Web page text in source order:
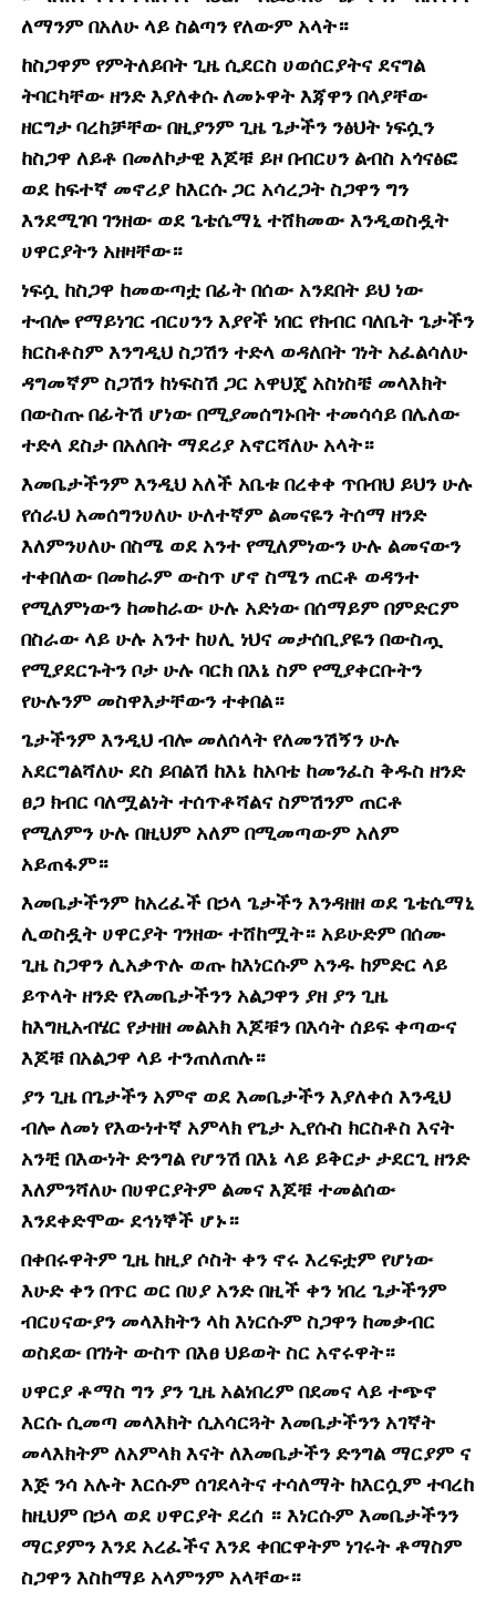
ለማንም በአለሁ ላይ ስልጣን የለውም አላት።
ከስጋዋም የምትለይበት ጊዜ ሲደርስ ሀወሰርያትና ደናግል
ትባርካቸው ዘንድ እያለቀሱ ለመኑዋት እጃዋን በላያቸው
ዘርግታ ባረከቻቸው በዚያንም ጊዜ ጌታችን ንፅህት ነፍሷን
ከስጋዋ ለይቶ በመለኮታዊ እጆቹ ይዞ በብርሀን ልብስ አጎናፅፎ
ወደ ከፍተኛ መኖሪያ ከእርሱ ጋር አሳረጋት ስጋዋን ግን
እንደሚገባ ገንዘው ወደ ጌቴሴማኒ ተሸክመው እንዲወስዷት
ሀዋርያትን አዘዛቸው።
ነፍሷ ከስጋዋ ከመውጣቷ በፊት በሰው አንደበት ይህ ነው
ተብሎ የማይነገር ብርሀንን እያየች ነበር የክብር ባለቤት ጌታችን
ክርስቶስም እንግዲህ ስጋሽን ተድላ ወዳለበት ገነት አፈልሳለሁ
ዳግመኛም ስጋሽን ከነፍስሽ ጋር አዋህጄ አስነስቼ መላእክት
በውስጡ በፊትሽ ሆነው በሚያመሰግኑበት ተመሳሳይ በሌለው
ተድላ ደስታ በአለበት ማደሪያ አኖርሻለሁ አላት።
እመቤታችንም እንዲህ አለች አቤቱ በረቀቀ ጥበብህ ይህን ሁሉ
የሰራህ አመሰግንሀለሁ ሁለተኛም ልመናዬን ትሰማ ዘንድ
እለምንሀለሁ በስሜ ወደ አንተ የሚለምነውን ሁሉ ልመናውን
ተቀበለው በመከራም ውስጥ ሆኖ ስሜን ጠርቶ ወዳንተ
የሚለምነውን ከመከራው ሁሉ አድነው በሰማይም በምድርም
በስራው ላይ ሁሉ አንተ ከሀሊ ነህና መታሰቢያዬን በውስጧ
የሚያደርጉትን ቦታ ሁሉ ባርክ በእኔ ስም የሚያቀርቡትን
የሁሉንም መስዋእታቸውን ተቀበል።
ጌታችንም እንዲህ ብሎ መለሰላት የለመንሽኝን ሁሉ
አደርግልሻለሁ ደስ ይበልሽ ከእኔ ከአባቴ ከመንፈስ ቅዱስ ዘንድ
ፀጋ ክብር ባለሟልነት ተሰጥቶሻልና ስምሽንም ጠርቶ
የሚለምን ሁሉ በዚህም አለም በሚመጣውም አለም
አይጠፋም።
እመቤታችንም ከአረፈች በኃላ ጌታችን እንዳዘዘ ወደ ጌቴሴማኒ
ሊወስዷት ሀዋርያት ገንዘው ተሸከሟት። አይሁድም በሰሙ
ጊዜ ስጋዋን ሊአቃጥሉ ወጡ ከእነርሱም አንዱ ከምድር ላይ
ይጥላት ዘንድ የእመቤታችንን አልጋዋን ያዘ ያን ጊዜ
ከእግዚአብሄር የታዘዘ መልአክ እጆቹን በእሳት ሰይፍ ቀጣውና
እጆቹ በአልጋዋ ላይ ተንጠለጠሉ።
ያን ጊዜ በጌታችን አምኖ ወደ እመቤታችን እያለቀሰ እንዲህ
ብሎ ለመነ የእውነተኛ አምላክ የጌታ ኢየሱስ ክርስቶስ እናት
አንቺ በእውነት ድንግል የሆንሽ በእኔ ላይ ይቅርታ ታደርጊ ዘንድ
እለምንሻለሁ በሀዋርያትም ልመና እጆቹ ተመልሰው
እንደቀድሞው ደኅነኞች ሆኑ።
በቀበሩዋትም ጊዜ ከዚያ ሶስት ቀን ኖሩ እረፍቷም የሆነው
እሁድ ቀን በጥር ወር በሀያ አንድ በዚች ቀን ነበረ ጌታችንም
ብርሀናውያን መላእክትን ላከ እነርሱም ስጋዋን ከመቃብር
ወስደው በገነት ውስጥ በእፀ ህይወት ስር አኖሩዋት።
ሀዋርያ ቶማስ ግን ያን ጊዜ አልነበረም በደመና ላይ ተጭኖ
እርሱ ሲመጣ መላእክት ሲአሳርጓት እመቤታችንን አገኛት
መላእክትም ለአምላክ እናት ለእመቤታችን ድንግል ማርያም ና
እጅ ንሳ አሉት እርሱም ሰገደላትና ተሳለማት ከእርሷም ተባረከ
ከዚህም በኃላ ወደ ሀዋርያት ደረሰ ። እነርሱም እመቤታችንን
ማርያምን እንደ አረፈችና እንደ ቀበርዋትም ነገሩት ቶማስም
ስጋዋን እስከማይ አላምንም አላቸው።